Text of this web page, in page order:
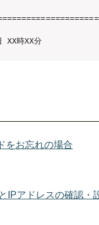
XX時XX分
をお忘れの場合
IPアドレスの確認・